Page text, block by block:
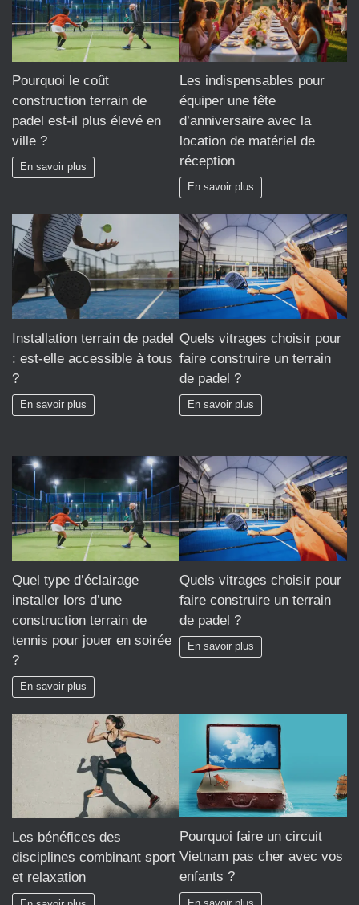
Pourquoi le coût
construction terrain de
padel est-il plus élevé en
ville ?
En savoir plus
Les indispensables pour
équiper une fête
d’anniversaire avec la
location de matériel de
réception
En savoir plus
Installation terrain de padel
: est-elle accessible à tous
?
En savoir plus
Quels vitrages choisir pour
faire construire un terrain
de padel ?
En savoir plus
Quel type d’éclairage
installer lors d’une
construction terrain de
tennis pour jouer en soirée
?
En savoir plus
Quels vitrages choisir pour
faire construire un terrain
de padel ?
En savoir plus
Les bénéfices des
disciplines combinant sport
et relaxation
Pourquoi faire un circuit
Vietnam pas cher avec vos
enfants ?